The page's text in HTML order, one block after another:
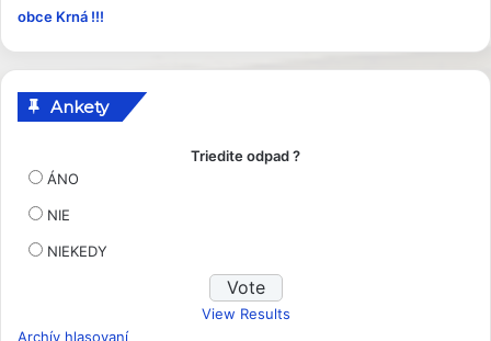
y
obce Krná !!!
Ankety
Triedite odpad ?
ÁNO
NIE
NIEKEDY
View Results
Archív hlasovaní